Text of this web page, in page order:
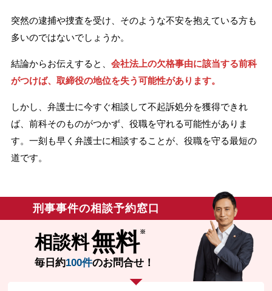
アクセス
解決実績
無料相談の口コミ評判
刑事事件データベース
突然の逮捕や捜査を受け、そのような不安を抱えている方も
多いのではないでしょうか。
結論からお伝えすると、 会社法上の欠格事由に該当する前科
がつけば、取締役の地位を失う可能性があります。
しかし、弁護士に今すぐ相談して不起訴処分を獲得できれ
ば、前科そのものがつかず、役職を守れる可能性がありま
す。一刻も早く弁護士に相談することが、役職を守る最短の
道です。
刑事事件の相談予約窓口
相談料無料
毎日約100件のお問合せ！